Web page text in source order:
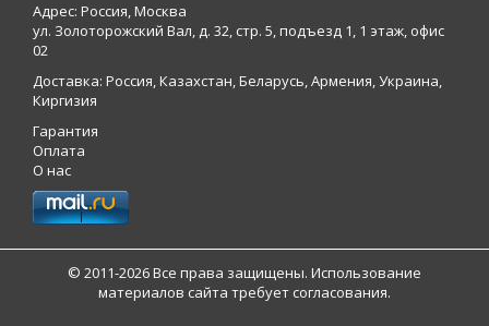
Адрес: Россия, Москва
ул. Золоторожский Вал, д. 32, стр. 5, подъезд 1, 1 этаж, офис
02
Доставка: Россия, Казахстан, Беларусь, Армения, Украина,
Киргизия
Гарантия
Оплата
О нас
© 2011-2026 Все права защищены. Использование
материалов сайта требует согласования.